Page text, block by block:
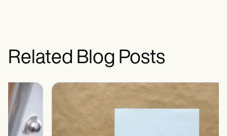
Related Blog Posts